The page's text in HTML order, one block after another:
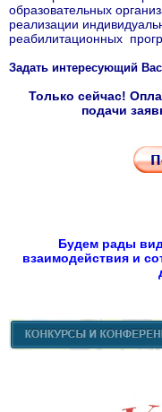
образовательных
реализации
реабилитационных
Задать интересующий
Только сейчас!
подачи
Будем рады
взаимодействия и